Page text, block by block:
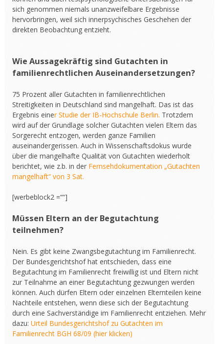
sich genommen niemals unanzweifelbare Ergebnisse
hervorbringen, weil sich innerpsychisches Geschehen der
direkten Beobachtung entzieht.
Wie Aussagekräftig sind Gutachten in
familienrechtlichen Auseinandersetzungen?
75 Prozent aller Gutachten in familienrechtlichen
Streitigkeiten in Deutschland sind mangelhaft. Das ist das
Ergebnis einer Studie der IB-Hochschule Berlin. Trotzdem
wird auf der Grundlage solcher Gutachten vielen Eltern das
Sorgerecht entzogen, werden ganze Familien
auseinandergerissen. Auch in Wissenschaftsdokus wurde
über die mangelhafte Qualität von Gutachten wiederholt
berichtet, wie z.b. in der Fernsehdokumentation „Gutachten
mangelhaft“ von 3 Sat.
[werbeblock2 =““]
Müssen Eltern an der Begutachtung
teilnehmen?
Nein. Es gibt keine Zwangsbegutachtung im Familienrecht.
Der Bundesgerichtshof hat entschieden, dass eine
Begutachtung im Familienrecht freiwillig ist und Eltern nicht
zur Teilnahme an einer Begutachtung gezwungen werden
können. Auch dürfen Eltern oder einzelnen Elternteilen keine
Nachteile entstehen, wenn diese sich der Begutachtung
durch eine Sachverständige im Familienrecht entziehen. Mehr
dazu: Urteil Bundesgerichtshof zu Gutachten im
Familienrecht BGH 68/09 (hier klicken)